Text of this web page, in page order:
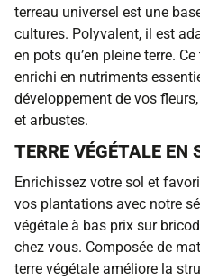
terreau universel est une
cultures. Polyvalent, il est
en pots qu’en pleine terre.
enrichi en nutriments
développement de vos
et arbustes.
TERRE VÉGÉTALE EN
Enrichissez votre sol et
vos plantations avec notre
végétale à bas prix sur
chez vous. Composée de
terre végétale améliore la